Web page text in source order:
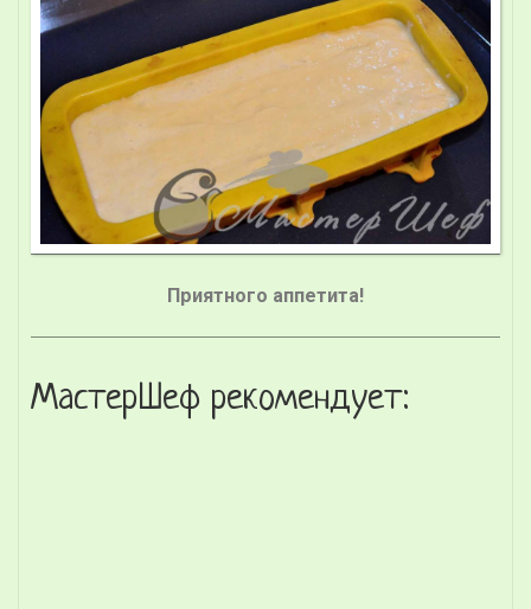
Приятного аппетита!
МастерШеф рекомендует: